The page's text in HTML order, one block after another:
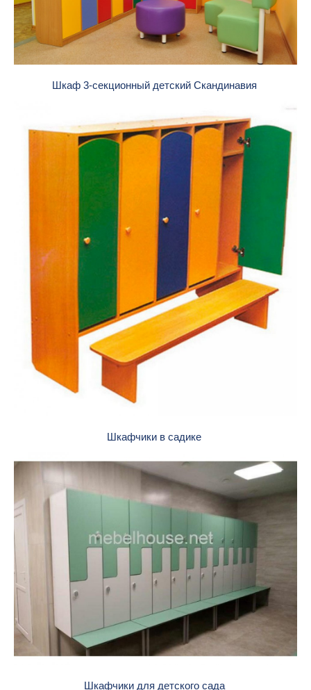
Шкаф 3-секционный детский Скандинавия
Шкафчики в садике
Шкафчики для детского сада